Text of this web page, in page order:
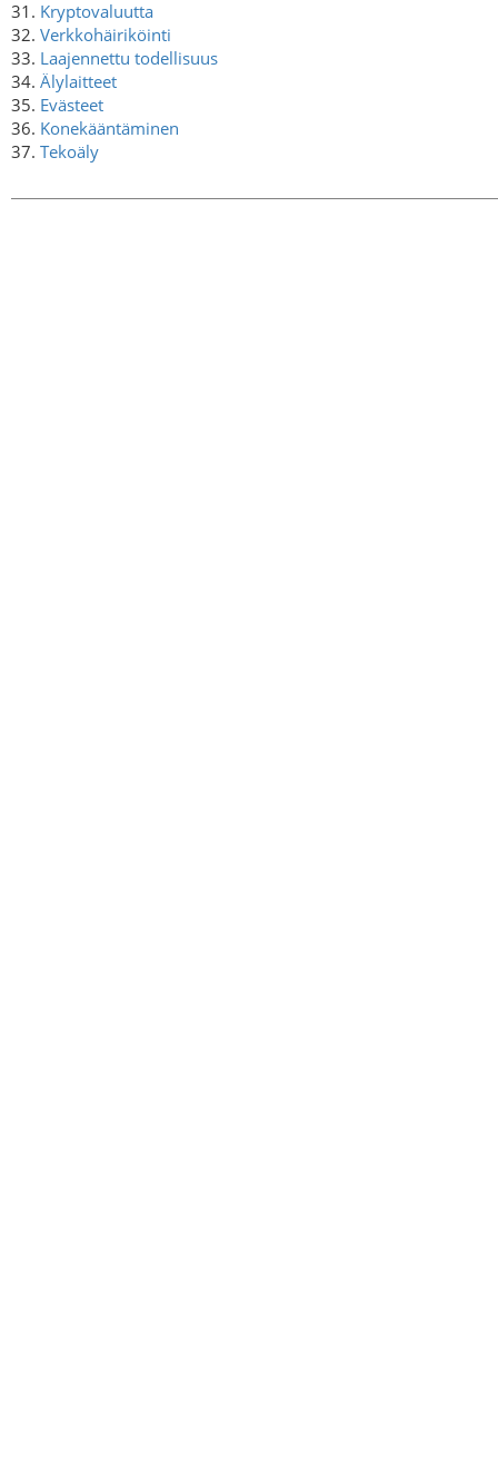
31. Kryptovaluutta
32. Verkkohäiriköinti
33. Laajennettu todellisuus
34. Älylaitteet
35. Evästeet
36. Konekääntäminen
37. Tekoäly